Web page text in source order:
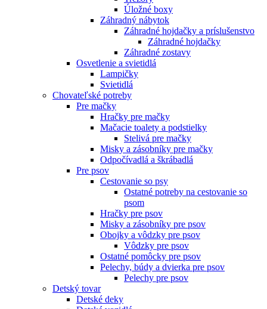
Úložné boxy
Záhradný nábytok
Záhradné hojdačky a príslušenstvo
Záhradné hojdačky
Záhradné zostavy
Osvetlenie a svietidlá
Lampičky
Svietidlá
Chovateľské potreby
Pre mačky
Hračky pre mačky
Mačacie toalety a podstielky
Stelivá pre mačky
Misky a zásobníky pre mačky
Odpočívadlá a škrábadlá
Pre psov
Cestovanie so psy
Ostatné potreby na cestovanie so
psom
Hračky pre psov
Misky a zásobníky pre psov
Obojky a vôdzky pre psov
Vôdzky pre psov
Ostatné pomôcky pre psov
Pelechy, búdy a dvierka pre psov
Pelechy pre psov
Detský tovar
Detské deky